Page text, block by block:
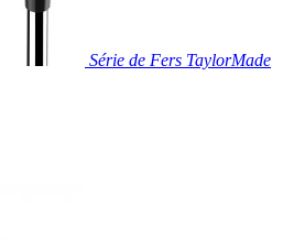
Série de Fers TaylorMade